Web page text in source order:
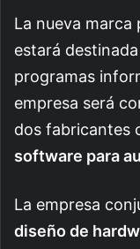
La nueva
estará
programas
empresa será
dos fabricantes
software para
La empresa
diseño de